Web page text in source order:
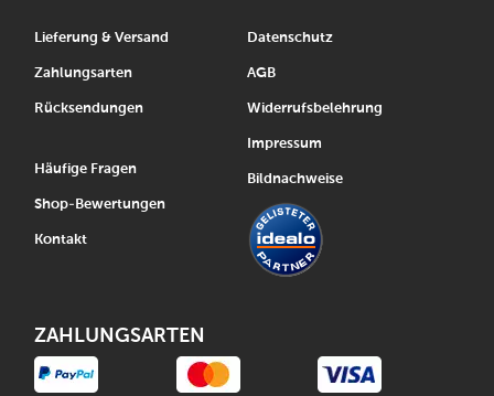
Lieferung & Versand
Zahlungsarten
Rücksendungen
Häufige Fragen
Shop-Bewertungen
Kontakt
Datenschutz
AGB
Widerrufsbelehrung
Impressum
Bildnachweise
ZAHLUNGSARTEN